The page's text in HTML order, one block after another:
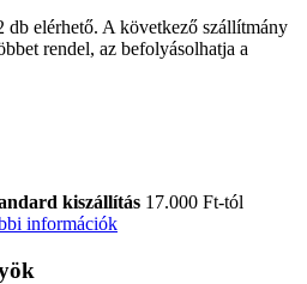
db elérhető. A következő szállítmány
rendel, az befolyásolhatja a
kiszállítás 17.000 Ft-tól
információk